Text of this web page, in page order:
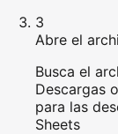
3
Abre el
Busca el
Descargas
para las
Sheets